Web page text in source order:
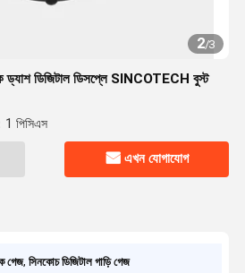
2/3
ড্যাশ ডিজিটাল ডিসপ্লে SINCOTECH বুস্ট
পিসিএস
এখন যোগাযোগ
গেজ,সিনকোচ ডিজিটাল গাড়ি গেজ